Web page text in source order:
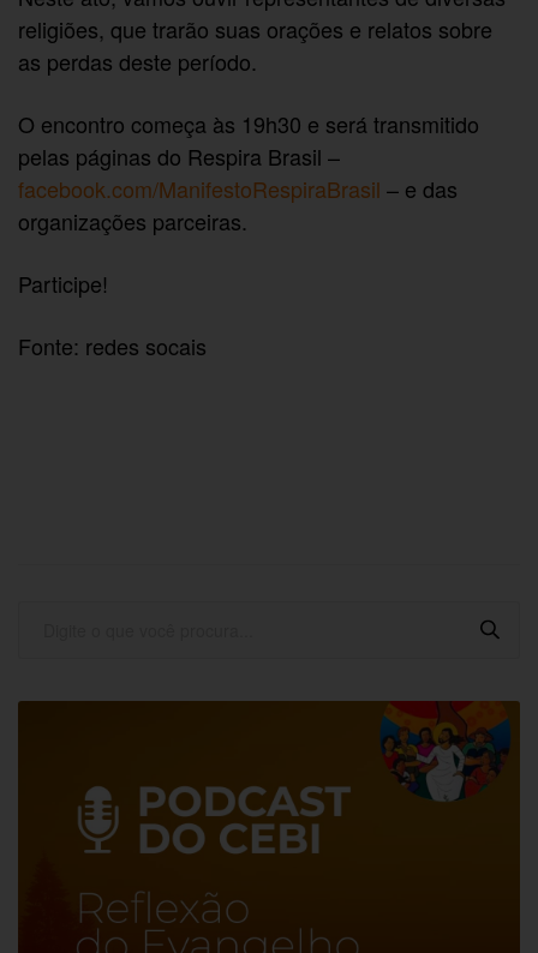
religiões, que trarão suas orações e relatos sobre
as perdas deste período.
O encontro começa às 19h30 e será transmitido
pelas páginas do Respira Brasil –
facebook.com/ManifestoRespiraBrasil – e das
organizações parceiras.
Participe!
Fonte: redes socais